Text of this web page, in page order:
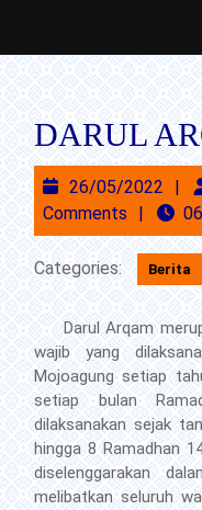
Skip
to
content
Skip
to
Content
DARUL
26/05/2022
Comments
Categories: Berita
Darul Arqam
wajib yang
Mojoagung setiap
setiap bulan
dilaksanakan sejak
hingga 8 Ramadhan
diselenggarakan
melibatkan seluruh